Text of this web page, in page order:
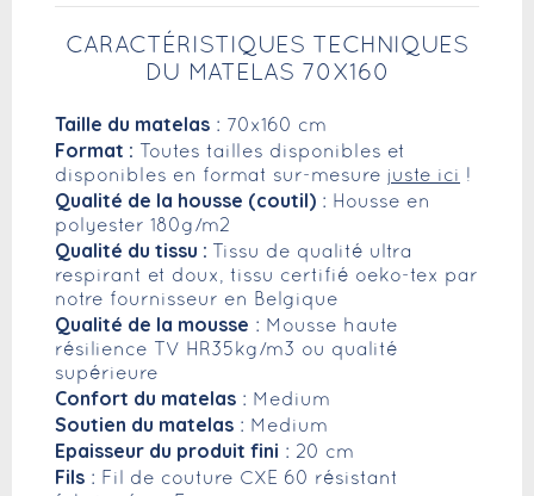
CARACTÉRISTIQUES TECHNIQUES
DU MATELAS 70X160
Taille du matelas : 70x160 cm
Format : Toutes tailles disponibles et
disponibles en format sur-mesure juste ici !
Qualité de la housse (coutil) : Housse en
polyester 180g/m2
Qualité du tissu :
Tissu de qualité ultra
respirant et doux, tissu certifié oeko-tex par
notre fournisseur en Belgique
Qualité de la mousse : Mousse haute
résilience TV HR35kg/m3 ou qualité
supérieure
Confort du matelas : Medium
Soutien du matelas : Medium
Epaisseur du produit fini : 20 cm
Fils : Fil de couture CXE 60 résistant